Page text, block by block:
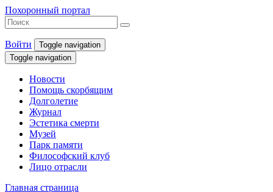
Похоронный портал
Войти
Toggle navigation
Toggle navigation
Новости
Помощь скорбящим
Долголетие
Журнал
Эстетика смерти
Музей
Парк памяти
Философский клуб
Лицо отрасли
Главная страница